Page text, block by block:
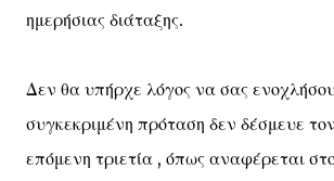
ημερήσιας διάταξης.
Δεν θα υπήρχε λόγος να σας
συγκεκριμένη πρόταση δεν δέσμευε
επόμενη τριετία , όπως αναφέρεται